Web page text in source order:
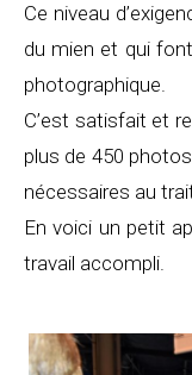
Ce niveau
du mien et qui
photographique.
C’est satisfait et
plus de 450
nécessaires au
En voici un petit
travail accompli.